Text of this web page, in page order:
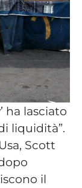
ha lasciato
liquidità”.
Scott
il